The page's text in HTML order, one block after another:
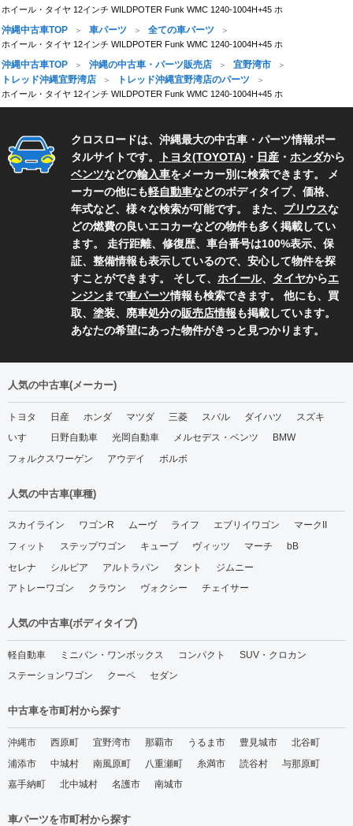
ホイール・タイヤ 12インチ WILDPOTER Funk WMC 1240-1004H+45 ホ
沖縄中古車TOP 車パーツ 全ての車パーツ
ホイール・タイヤ 12インチ WILDPOTER Funk WMC 1240-1004H+45 ホ
沖縄中古車TOP 沖縄の中古車・パーツ販売店
宜野湾市
トレッド沖縄宜野湾店
トレッド沖縄宜野湾店のパーツ
ホイール・タイヤ 12インチ WILDPOTER Funk WMC 1240-1004H+45 ホ
クロスロードは、沖縄最大の中古車・パーツ情報ポー
タルサイトです。
トヨタ(TOYOTA) ・ 日産 ・ ホンダから
ベンツなどの輸入車をメーカー別に検索できます。 メ
ーカーの他にも軽自動車などのボディタイプ、価格、
年式など、様々な検索が可能です。 また、 プリウスな
どの燃費の良いエコカーなどの物件も多く掲載してい
ます。 走行距離、修復歴、車台番号は100%表示、保
証、整備情報も表示しているので、安心して物件を探
すことができます。 そして、 ホイール、 タイヤからエ
ンジンまで車パーツ情報も検索できます。 他にも、買
取、塗装、廃車処分の販売店情報も掲載しています。
あなたの希望にあった物件がきっと見つかります。
人気の中古車(メーカー)
トヨタ 日産 ホンダ マツダ 三菱 スバル ダイハツ
スズキ
いすゞ
日野自動車 光岡自動車 メルセデス・ベンツ
BMW
フォルクスワーゲン
アウデイ ボルボ
人気の中古車(車種)
スカイライン ワゴンR ムーヴ ライフ エブリイワゴン
マークII
フィット
ステップワゴン キューブ ヴィッツ マーチ
bB
セレナ
シルビア アルトラパン タント
ジムニー
アトレーワゴン
クラウン ヴォクシー チェイサー
人気の中古車(ボディタイプ)
軽自動車 ミニバン・ワンボックス コンパクト
SUV・クロカン
ステーションワゴン
クーペ セダン
中古車を市町村から探す
沖縄市 西原町 宜野湾市 那覇市 うるま市 豊見城市
北谷町
浦添市
中城村 南風原町 八重瀬町 糸満市 読谷村
与那原町
嘉手納町
北中城村 名護市 南城市
車パーツを市町村から探す